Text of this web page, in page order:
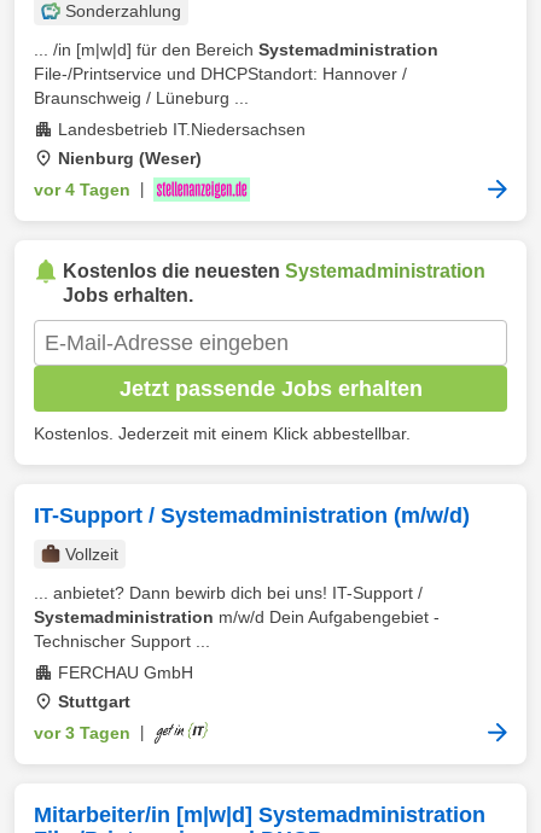
Sonderzahlung
... /in [m|w|d] für den Bereich Systemadministration
File-/Printservice und DHCPStandort: Hannover /
Braunschweig / Lüneburg ...
Landesbetrieb IT.Niedersachsen
Nienburg (Weser)
vor 4 Tagen
Kostenlos die neuesten Systemadministration
Jobs erhalten.
Jetzt passende Jobs erhalten
Kostenlos. Jederzeit mit einem Klick abbestellbar.
IT-Support / Systemadministration (m/w/d)
Vollzeit
... anbietet? Dann bewirb dich bei uns! IT-Support /
Systemadministration m/w/d Dein Aufgabengebiet -
Technischer Support ...
FERCHAU GmbH
Stuttgart
vor 3 Tagen
Mitarbeiter/in [m|w|d] Systemadministration